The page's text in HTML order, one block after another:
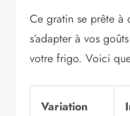
Ce gratin se prête à
s’adapter à vos
votre frigo. Voici
Variation